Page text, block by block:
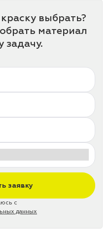
выбрать?
материал
задачу.
заявку
с
данных